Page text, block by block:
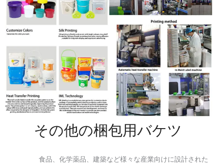
その他の梱包用バケツ
食品、化学薬品、建築など様々な産業向けに設計された